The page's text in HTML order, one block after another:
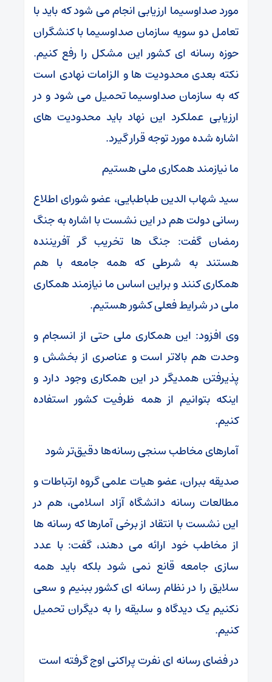
مورد صداوسیما ارزیابی انجام می شود که باید با
تعامل دو سویه سازمان صداوسیما با کنشگران
حوزه رسانه ای کشور این مشکل را رفع کنیم.
نکته بعدی محدودیت ها و الزامات نهادی است
که به سازمان صداوسیما تحمیل می شود و در
ارزیابی عملکرد این نهاد باید محدودیت های
اشاره شده مورد توجه قرار گیرد.
ما نیازمند همکاری ملی هستیم
سید شهاب الدین طباطبایی، عضو شورای اطلاع
رسانی دولت هم در این نشست با اشاره به جنگ
رمضان گفت: جنگ ها تخریب گر آفریننده
هستند به شرطی که همه جامعه با هم
همکاری کنند و براین اساس ما نیازمند همکاری
ملی در شرایط فعلی کشور هستیم.
وی افزود: این همکاری ملی حتی از انسجام و
وحدت هم بالاتر است و عناصری از بخشش و
پذیرفتن همدیگر در این همکاری وجود دارد و
اینکه بتوانیم از همه ظرفیت کشور استفاده
کنیم.
آمارهای مخاطب سنجی رسانه‌ها دقیق‌تر شود
صدیقه ببران، عضو هیات علمی گروه ارتباطات و
مطالعات رسانه دانشگاه آزاد اسلامی، هم در
این نشست با انتقاد از برخی آمارها که رسانه ها
از مخاطب خود ارائه می دهند، گفت: با عدد
سازی جامعه قانع نمی شود بلکه باید همه
سلایق را در نظام رسانه ای کشور ببنیم و سعی
نکنیم یک دیدگاه و سلیقه را به دیگران تحمیل
کنیم.
در فضای رسانه ای نفرت پراکنی اوج گرفته است